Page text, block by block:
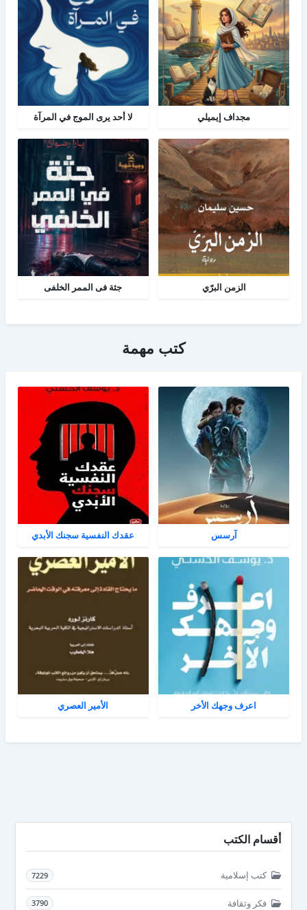
مجداف إيميلي لا أحد يرى الموج في المرآة
الزمن البرّي جثة فى الممر الخلفى
كتب مهمة
آرسس عقدك النفسية سجنك الأبدي
اعرف وجهك الأخر الأمير العصري
أقسام الكتب
كتب إسلامية 7229
فكر وثقافة 3790